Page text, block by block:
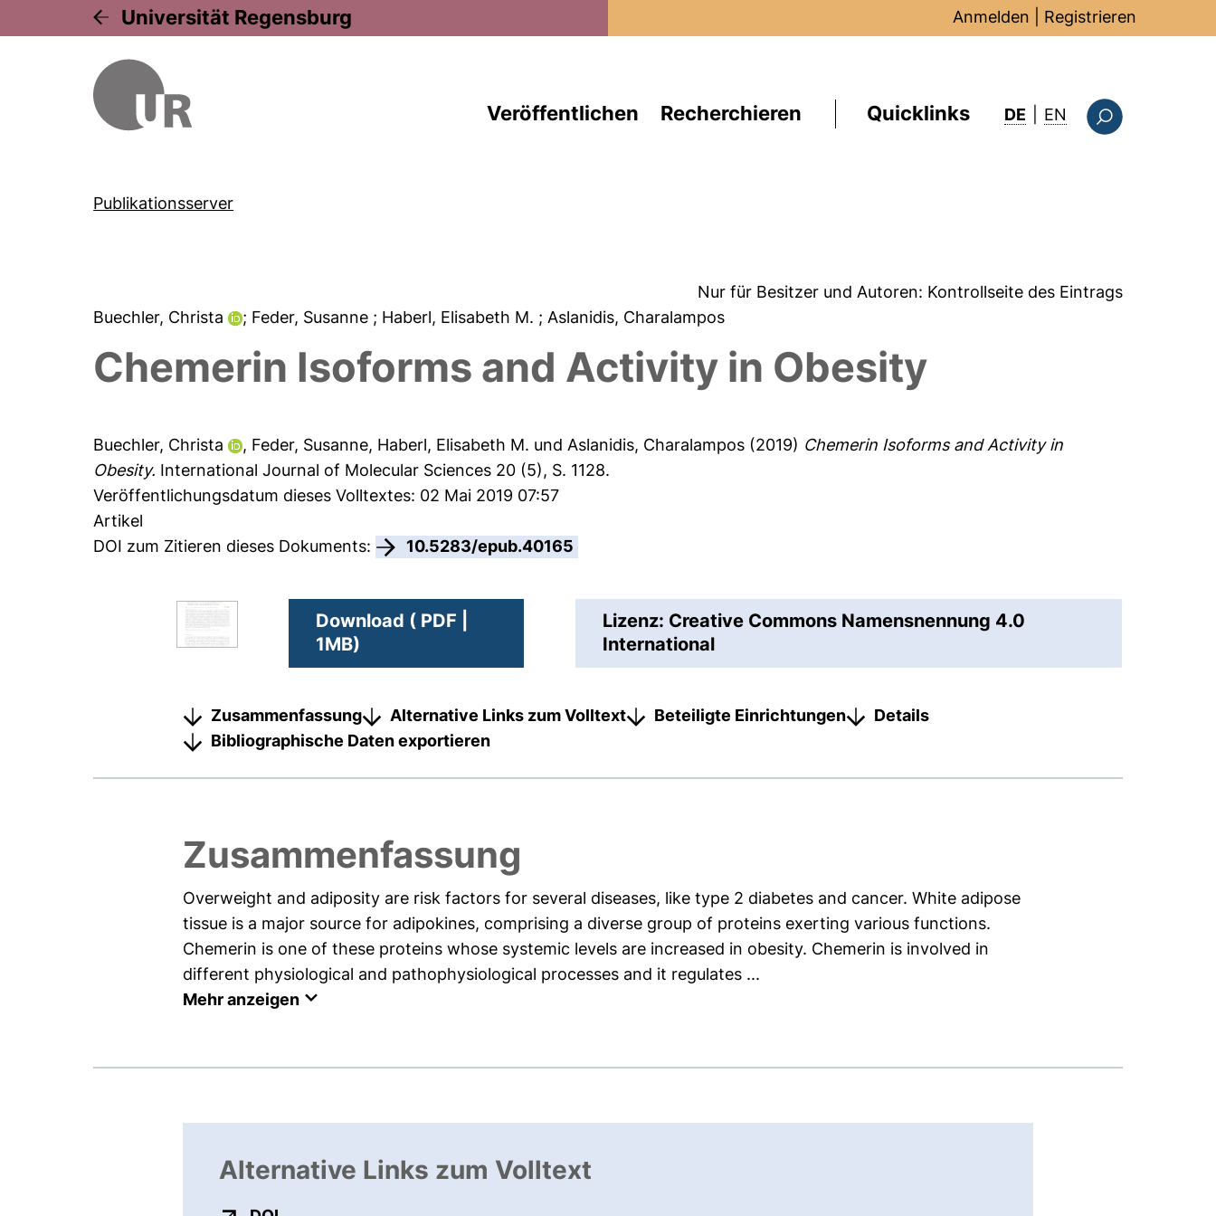
Universität Regensburg Anmelden Registrieren
Veröffentlichen Recherchieren Quicklinks DE EN : this page in
Publikationsserver
Nur für Besitzer und Autoren: Kontrollseite des Eintrags
Buechler, Christa
; Feder, Susanne ; Haberl, Elisabeth M. ; Aslanidis, Charalampos
Chemerin Isoforms and Activity in Obesity
Buechler, Christa , Feder, Susanne, Haberl, Elisabeth M. undAslanidis, Charalampos (2019) Chemerin Isoforms and Activity in
Obesity. International Journal of Molecular Sciences 20 (5), S. 1128.
Veröffentlichungsdatum dieses Volltextes: 02 Mai 2019 07:57
Artikel
DOI zum Zitieren dieses Dokuments:
10.5283/epub.40165
Download ( PDF |
1MB)
Lizenz: Creative Commons Namensnennung 4.0
International
Zusammenfassung Alternative Links zum Volltext Beteiligte Einrichtungen
Details
Bibliographische Daten exportieren
Zusammenfassung
Overweight and adiposity are risk factors for several diseases, like type 2 diabetes and cancer. White adipose
tissue is a major source for adipokines, comprising a diverse group of proteins exerting various functions.
Chemerin is one of these proteins whose systemic levels are increased in obesity. Chemerin is involved in
different physiological and pathophysiological processes and it regulates ...
Mehr anzeigen
Alternative Links zum Volltext